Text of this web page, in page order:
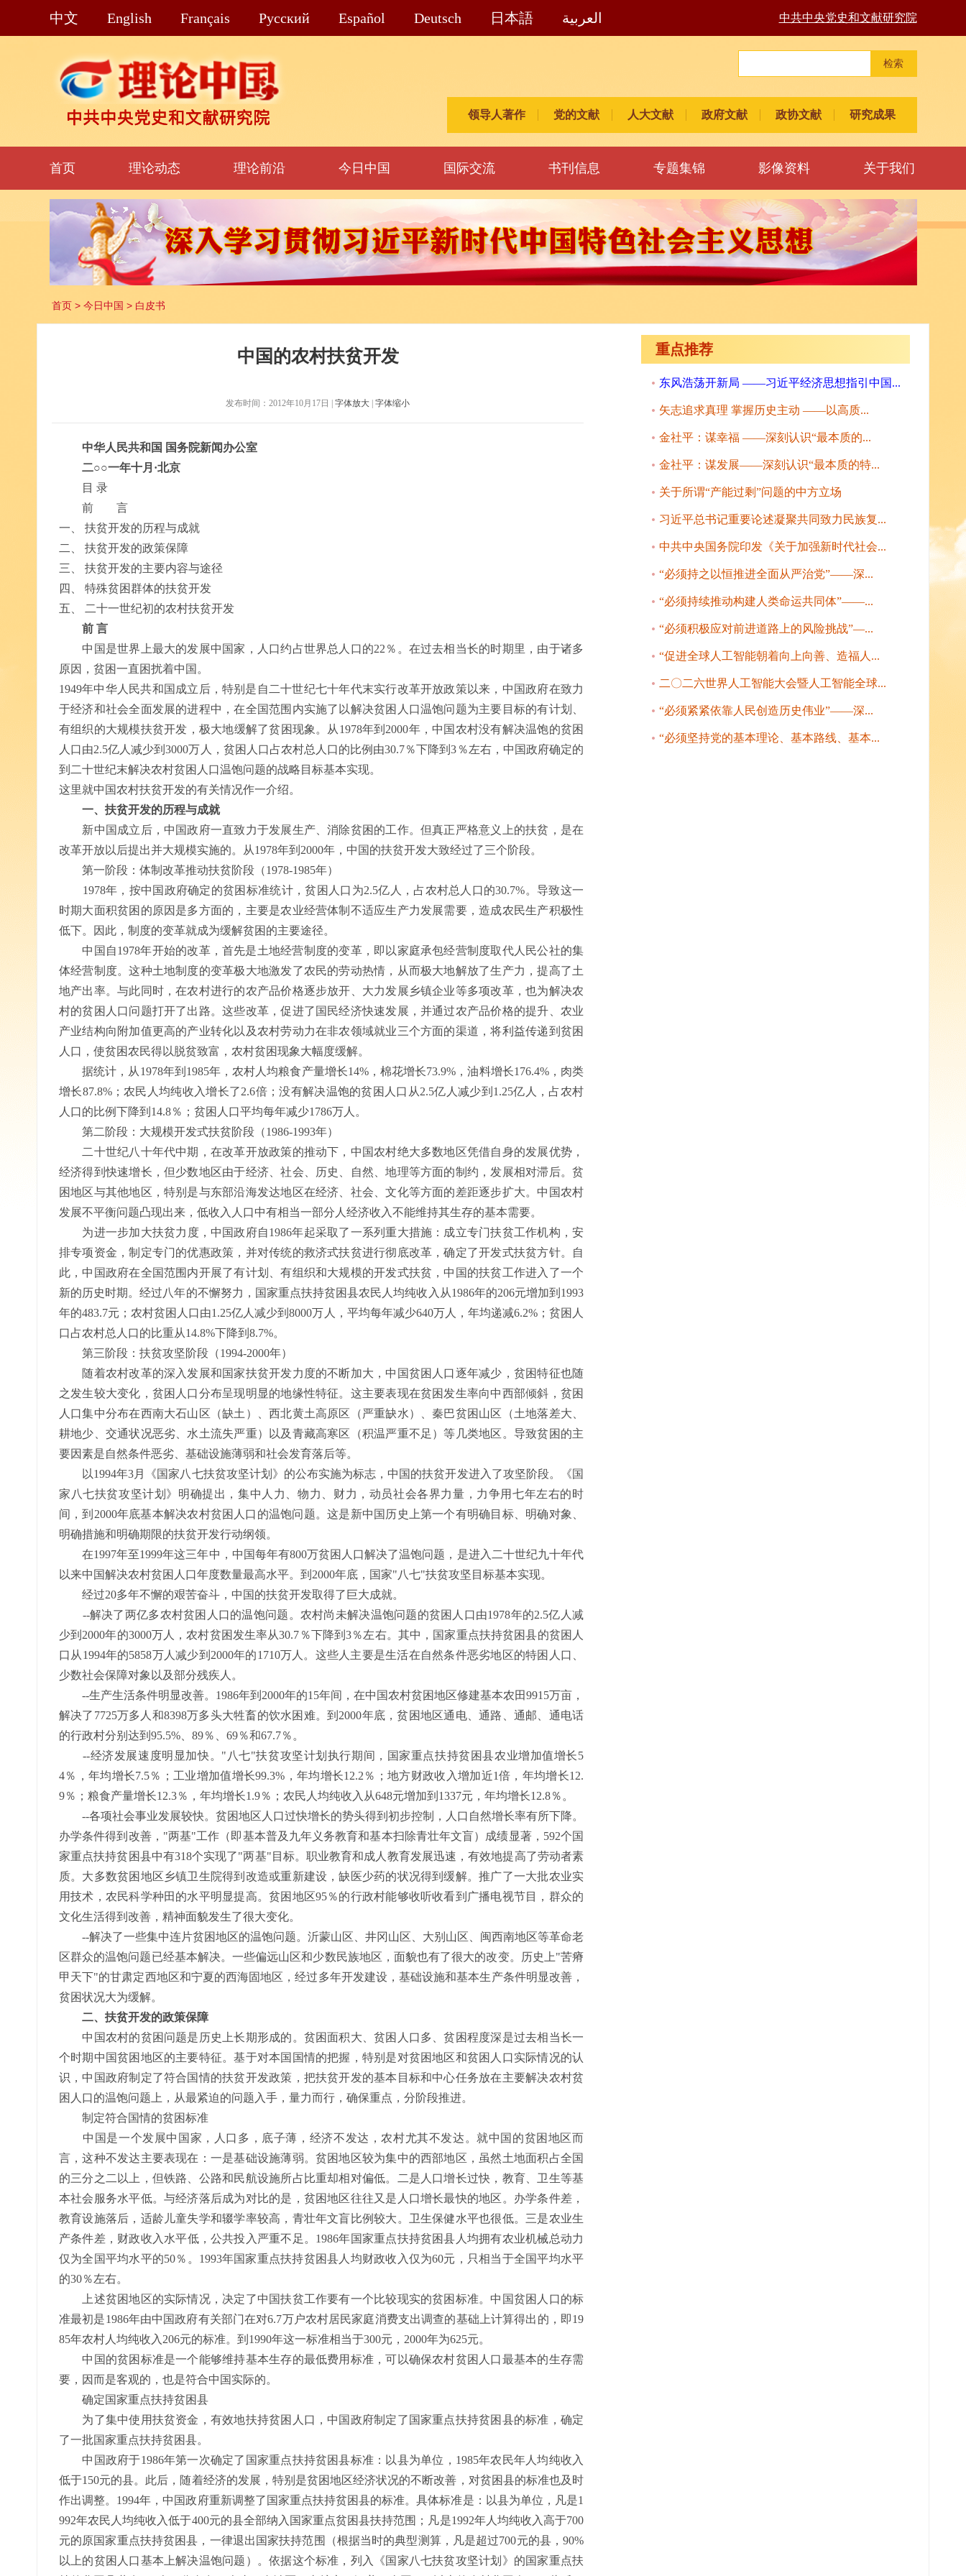
中文 English Français Pусский Español Deutsch 日本語 العربية 中共中央党史和文献研究院
检索
领导人著作 党的文献 人大文献 政府文献 政协文献 研究成果
首页 理论动态 理论前沿 今日中国 国际交流 书刊信息 专题集锦 影像资料 关于我们
首页 > 今日中国 > 白皮书
中国的农村扶贫开发
发布时间：2012年10月17日 | 字体放大 字体缩小
中华人民共和国 国务院新闻办公室
二○○一年十月·北京
目 录
前 言
一、 扶贫开发的历程与成就
二、 扶贫开发的政策保障
三、 扶贫开发的主要内容与途径
四、 特殊贫困群体的扶贫开发
五、 二十一世纪初的农村扶贫开发
前 言
中国是世界上最大的发展中国家，人口约占世界总人口的22％。在过去相当长的时期里，由于诸多
原因，贫困一直困扰着中国。
1949年中华人民共和国成立后，特别是自二十世纪七十年代末实行改革开放政策以来，中国政府在致力
于经济和社会全面发展的进程中，在全国范围内实施了以解决贫困人口温饱问题为主要目标的有计划、
有组织的大规模扶贫开发，极大地缓解了贫困现象。从1978年到2000年，中国农村没有解决温饱的贫困
人口由2.5亿人减少到3000万人，贫困人口占农村总人口的比例由30.7％下降到3％左右，中国政府确定的
到二十世纪末解决农村贫困人口温饱问题的战略目标基本实现。
这里就中国农村扶贫开发的有关情况作一介绍。
一、扶贫开发的历程与成就
新中国成立后，中国政府一直致力于发展生产、消除贫困的工作。但真正严格意义上的扶贫，是在
改革开放以后提出并大规模实施的。从1978年到2000年，中国的扶贫开发大致经过了三个阶段。
第一阶段：体制改革推动扶贫阶段（1978-1985年）
1978年，按中国政府确定的贫困标准统计，贫困人口为2.5亿人，占农村总人口的30.7%。导致这一
时期大面积贫困的原因是多方面的，主要是农业经营体制不适应生产力发展需要，造成农民生产积极性
低下。因此，制度的变革就成为缓解贫困的主要途径。
中国自1978年开始的改革，首先是土地经营制度的变革，即以家庭承包经营制度取代人民公社的集
体经营制度。这种土地制度的变革极大地激发了农民的劳动热情，从而极大地解放了生产力，提高了土
地产出率。与此同时，在农村进行的农产品价格逐步放开、大力发展乡镇企业等多项改革，也为解决农
村的贫困人口问题打开了出路。这些改革，促进了国民经济快速发展，并通过农产品价格的提升、农业
产业结构向附加值更高的产业转化以及农村劳动力在非农领域就业三个方面的渠道，将利益传递到贫困
人口，使贫困农民得以脱贫致富，农村贫困现象大幅度缓解。
据统计，从1978年到1985年，农村人均粮食产量增长14%，棉花增长73.9%，油料增长176.4%，肉类
增长87.8%；农民人均纯收入增长了2.6倍；没有解决温饱的贫困人口从2.5亿人减少到1.25亿人，占农村
人口的比例下降到14.8％；贫困人口平均每年减少1786万人。
第二阶段：大规模开发式扶贫阶段（1986-1993年）
二十世纪八十年代中期，在改革开放政策的推动下，中国农村绝大多数地区凭借自身的发展优势，
经济得到快速增长，但少数地区由于经济、社会、历史、自然、地理等方面的制约，发展相对滞后。贫
困地区与其他地区，特别是与东部沿海发达地区在经济、社会、文化等方面的差距逐步扩大。中国农村
发展不平衡问题凸现出来，低收入人口中有相当一部分人经济收入不能维持其生存的基本需要。
为进一步加大扶贫力度，中国政府自1986年起采取了一系列重大措施：成立专门扶贫工作机构，安
排专项资金，制定专门的优惠政策，并对传统的救济式扶贫进行彻底改革，确定了开发式扶贫方针。自
此，中国政府在全国范围内开展了有计划、有组织和大规模的开发式扶贫，中国的扶贫工作进入了一个
新的历史时期。经过八年的不懈努力，国家重点扶持贫困县农民人均纯收入从1986年的206元增加到1993
年的483.7元；农村贫困人口由1.25亿人减少到8000万人，平均每年减少640万人，年均递减6.2%；贫困人
口占农村总人口的比重从14.8%下降到8.7%。
第三阶段：扶贫攻坚阶段（1994-2000年）
随着农村改革的深入发展和国家扶贫开发力度的不断加大，中国贫困人口逐年减少，贫困特征也随
之发生较大变化，贫困人口分布呈现明显的地缘性特征。这主要表现在贫困发生率向中西部倾斜，贫困
人口集中分布在西南大石山区（缺土）、西北黄土高原区（严重缺水）、秦巴贫困山区（土地落差大、
耕地少、交通状况恶劣、水土流失严重）以及青藏高寒区（积温严重不足）等几类地区。导致贫困的主
要因素是自然条件恶劣、基础设施薄弱和社会发育落后等。
以1994年3月《国家八七扶贫攻坚计划》的公布实施为标志，中国的扶贫开发进入了攻坚阶段。《国
家八七扶贫攻坚计划》明确提出，集中人力、物力、财力，动员社会各界力量，力争用七年左右的时
间，到2000年底基本解决农村贫困人口的温饱问题。这是新中国历史上第一个有明确目标、明确对象、
明确措施和明确期限的扶贫开发行动纲领。
在1997年至1999年这三年中，中国每年有800万贫困人口解决了温饱问题，是进入二十世纪九十年代
以来中国解决农村贫困人口年度数量最高水平。到2000年底，国家"八七"扶贫攻坚目标基本实现。
经过20多年不懈的艰苦奋斗，中国的扶贫开发取得了巨大成就。
--解决了两亿多农村贫困人口的温饱问题。农村尚未解决温饱问题的贫困人口由1978年的2.5亿人减
少到2000年的3000万人，农村贫困发生率从30.7％下降到3％左右。其中，国家重点扶持贫困县的贫困人
口从1994年的5858万人减少到2000年的1710万人。这些人主要是生活在自然条件恶劣地区的特困人口、
少数社会保障对象以及部分残疾人。
--生产生活条件明显改善。1986年到2000年的15年间，在中国农村贫困地区修建基本农田9915万亩，
解决了7725万多人和8398万多头大牲畜的饮水困难。到2000年底，贫困地区通电、通路、通邮、通电话
的行政村分别达到95.5%、89％、69％和67.7％。
--经济发展速度明显加快。"八七"扶贫攻坚计划执行期间，国家重点扶持贫困县农业增加值增长5
4％，年均增长7.5％；工业增加值增长99.3%，年均增长12.2％；地方财政收入增加近1倍，年均增长12.
9％；粮食产量增长12.3％，年均增长1.9％；农民人均纯收入从648元增加到1337元，年均增长12.8％。
--各项社会事业发展较快。贫困地区人口过快增长的势头得到初步控制，人口自然增长率有所下降。
办学条件得到改善，"两基"工作（即基本普及九年义务教育和基本扫除青壮年文盲）成绩显著，592个国
家重点扶持贫困县中有318个实现了"两基"目标。职业教育和成人教育发展迅速，有效地提高了劳动者素
质。大多数贫困地区乡镇卫生院得到改造或重新建设，缺医少药的状况得到缓解。推广了一大批农业实
用技术，农民科学种田的水平明显提高。贫困地区95％的行政村能够收听收看到广播电视节目，群众的
文化生活得到改善，精神面貌发生了很大变化。
--解决了一些集中连片贫困地区的温饱问题。沂蒙山区、井冈山区、大别山区、闽西南地区等革命老
区群众的温饱问题已经基本解决。一些偏远山区和少数民族地区，面貌也有了很大的改变。历史上"苦瘠
甲天下"的甘肃定西地区和宁夏的西海固地区，经过多年开发建设，基础设施和基本生产条件明显改善，
贫困状况大为缓解。
二、扶贫开发的政策保障
中国农村的贫困问题是历史上长期形成的。贫困面积大、贫困人口多、贫困程度深是过去相当长一
个时期中国贫困地区的主要特征。基于对本国国情的把握，特别是对贫困地区和贫困人口实际情况的认
识，中国政府制定了符合国情的扶贫开发政策，把扶贫开发的基本目标和中心任务放在主要解决农村贫
困人口的温饱问题上，从最紧迫的问题入手，量力而行，确保重点，分阶段推进。
制定符合国情的贫困标准
中国是一个发展中国家，人口多，底子薄，经济不发达，农村尤其不发达。就中国的贫困地区而
言，这种不发达主要表现在：一是基础设施薄弱。贫困地区较为集中的西部地区，虽然土地面积占全国
的三分之二以上，但铁路、公路和民航设施所占比重却相对偏低。二是人口增长过快，教育、卫生等基
本社会服务水平低。与经济落后成为对比的是，贫困地区往往又是人口增长最快的地区。办学条件差，
教育设施落后，适龄儿童失学和辍学率较高，青壮年文盲比例较大。卫生保健水平也很低。三是农业生
产条件差，财政收入水平低，公共投入严重不足。1986年国家重点扶持贫困县人均拥有农业机械总动力
仅为全国平均水平的50％。1993年国家重点扶持贫困县人均财政收入仅为60元，只相当于全国平均水平
的30％左右。
上述贫困地区的实际情况，决定了中国扶贫工作要有一个比较现实的贫困标准。中国贫困人口的标
准最初是1986年由中国政府有关部门在对6.7万户农村居民家庭消费支出调查的基础上计算得出的，即19
85年农村人均纯收入206元的标准。到1990年这一标准相当于300元，2000年为625元。
中国的贫困标准是一个能够维持基本生存的最低费用标准，可以确保农村贫困人口最基本的生存需
要，因而是客观的，也是符合中国实际的。
确定国家重点扶持贫困县
为了集中使用扶贫资金，有效地扶持贫困人口，中国政府制定了国家重点扶持贫困县的标准，确定
了一批国家重点扶持贫困县。
中国政府于1986年第一次确定了国家重点扶持贫困县标准：以县为单位，1985年农民年人均纯收入
低于150元的县。此后，随着经济的发展，特别是贫困地区经济状况的不断改善，对贫困县的标准也及时
作出调整。1994年，中国政府重新调整了国家重点扶持贫困县的标准。具体标准是：以县为单位，凡是1
992年农民人均纯收入低于400元的县全部纳入国家重点贫困县扶持范围；凡是1992年人均纯收入高于700
元的原国家重点扶持贫困县，一律退出国家扶持范围（根据当时的典型测算，凡是超过700元的县，90%
以上的贫困人口基本上解决温饱问题）。依据这个标准，列入《国家八七扶贫攻坚计划》的国家重点扶
重点推荐
东风浩荡开新局 ——习近平经济思想指引中国...
矢志追求真理 掌握历史主动 ——以高质...
金社平：谋幸福 ——深刻认识“最本质的...
金社平：谋发展——深刻认识“最本质的特...
关于所谓“产能过剩”问题的中方立场
习近平总书记重要论述凝聚共同致力民族复...
中共中央国务院印发《关于加强新时代社会...
“必须持之以恒推进全面从严治党”——深...
“必须持续推动构建人类命运共同体”——...
“必须积极应对前进道路上的风险挑战”—...
“促进全球人工智能朝着向上向善、造福人...
二〇二六世界人工智能大会暨人工智能全球...
“必须紧紧依靠人民创造历史伟业”——深...
“必须坚持党的基本理论、基本路线、基本...